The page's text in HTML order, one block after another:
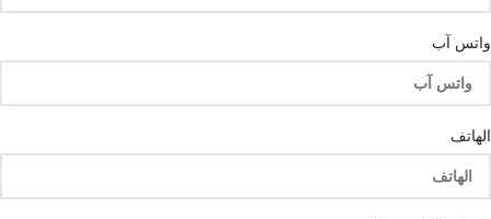
واتس آب
الهاتف